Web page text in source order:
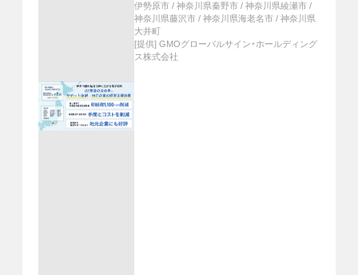
伊勢原市 / 神奈川県秦野市 / 神奈川県綾瀬市 /
神奈川県藤沢市 / 神奈川県海老名市 / 神奈川県
大井町
[提供] GMOグローバルサイン・ホールディング
ス株式会社